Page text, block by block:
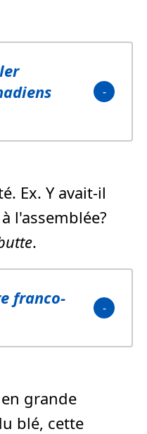
Ex. Y avait-il
l'assemblée?
.
franco-
grande
blé, cette